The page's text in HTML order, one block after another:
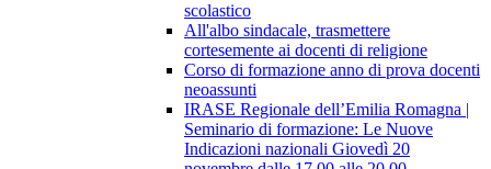
scolastico
All'albo sindacale, trasmettere
cortesemente ai docenti di religione
Corso di formazione anno di prova docenti
neoassunti
IRASE Regionale dell’Emilia Romagna |
Seminario di formazione: Le Nuove
Indicazioni nazionali Giovedì 20